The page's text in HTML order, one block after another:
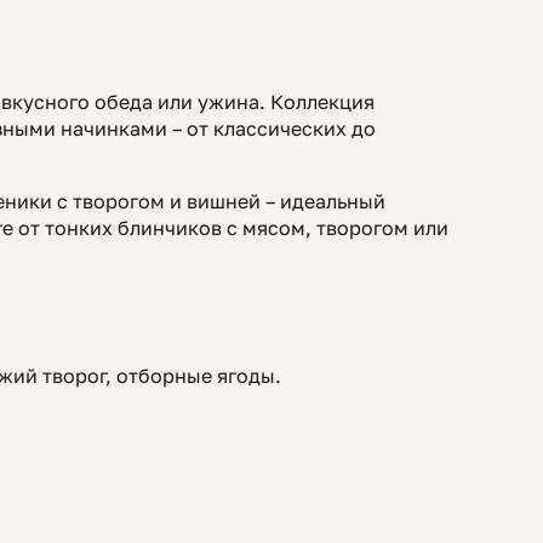
обеда или ужина. Коллекция
начинками – от классических до
с творогом и вишней – идеальный
от тонких блинчиков с мясом, творогом или
творог, отборные ягоды.